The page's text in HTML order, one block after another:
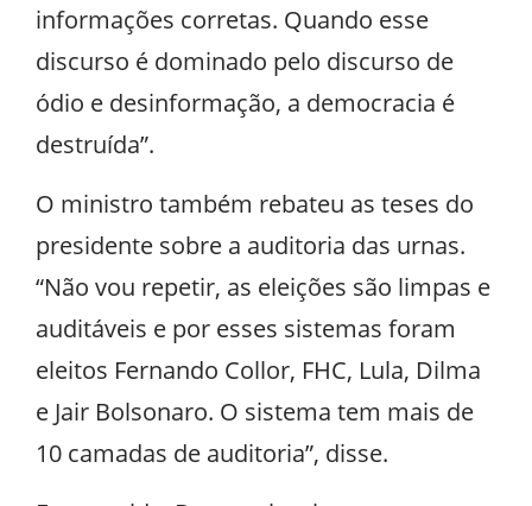
informações corretas. Quando esse
discurso é dominado pelo discurso de
ódio e desinformação, a democracia é
destruída”.
O ministro também rebateu as teses do
presidente sobre a auditoria das urnas.
“Não vou repetir, as eleições são limpas e
auditáveis e por esses sistemas foram
eleitos Fernando Collor, FHC, Lula, Dilma
e Jair Bolsonaro. O sistema tem mais de
10 camadas de auditoria”, disse.